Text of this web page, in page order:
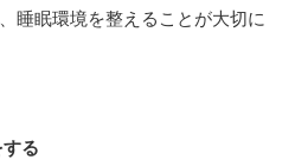
睡眠環境を整えることが大切に
る